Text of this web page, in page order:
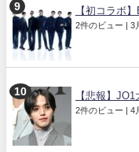
【初コラボ
2件のビュー 3
【悲報】
2件のビュー 4